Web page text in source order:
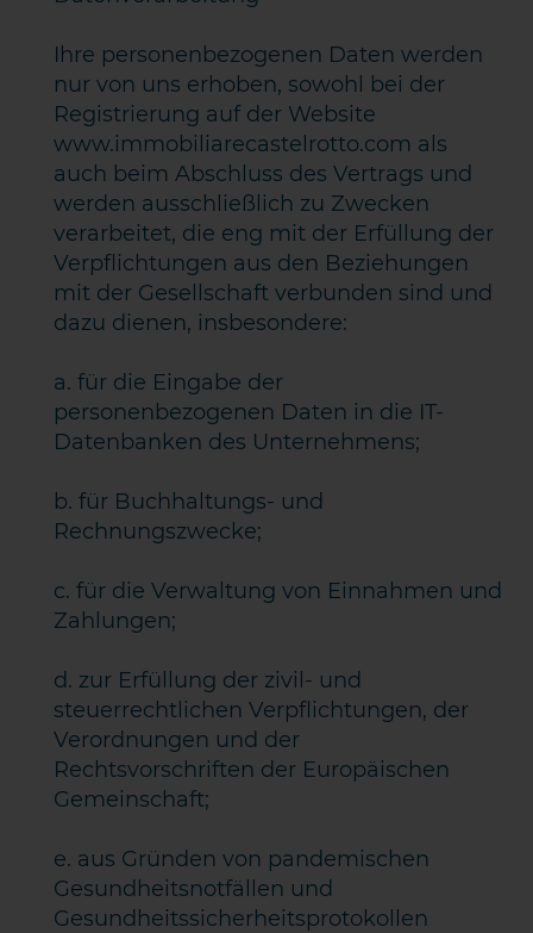
Ihre personenbezogenen Daten werden
nur von uns erhoben, sowohl bei der
Registrierung auf der Website
www.immobiliarecastelrotto.com als
auch beim Abschluss des Vertrags und
werden ausschließlich zu Zwecken
verarbeitet, die eng mit der Erfüllung der
Verpflichtungen aus den Beziehungen
mit der Gesellschaft verbunden sind und
dazu dienen, insbesondere:
a. für die Eingabe der
personenbezogenen Daten in die IT-
Datenbanken des Unternehmens;
b. für Buchhaltungs- und
Rechnungszwecke;
c. für die Verwaltung von Einnahmen und
Zahlungen;
d. zur Erfüllung der zivil- und
steuerrechtlichen Verpflichtungen, der
Verordnungen und der
Rechtsvorschriften der Europäischen
Gemeinschaft;
e. aus Gründen von pandemischen
Gesundheitsnotfällen und
Gesundheitssicherheitsprotokollen